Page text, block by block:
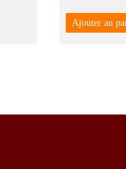
Ajouter au